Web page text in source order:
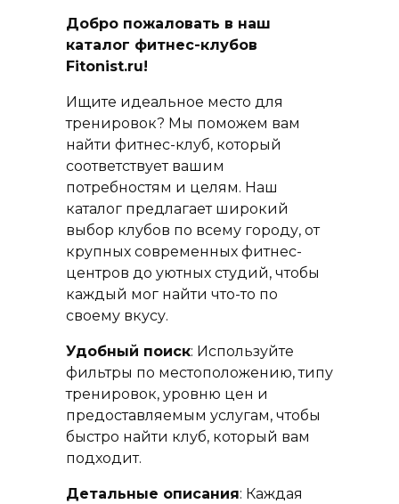
Добро пожаловать в наш
каталог фитнес-клубов
Fitonist.ru!
Ищите идеальное место для
тренировок? Мы поможем вам
найти фитнес-клуб, который
соответствует вашим
потребностям и целям. Наш
каталог предлагает широкий
выбор клубов по всему городу, от
крупных современных фитнес-
центров до уютных студий, чтобы
каждый мог найти что-то по
своему вкусу.
Удобный поиск: Используйте
фильтры по местоположению, типу
тренировок, уровню цен и
предоставляемым услугам, чтобы
быстро найти клуб, который вам
подходит.
Детальные описания: Каждая